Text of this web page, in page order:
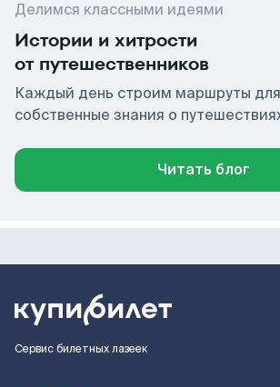
Делимся классными идеями
Истории и хитрости
от путешественников
Каждый день строим маршруты для
собственные знания о
Читать блог
Сервис билетных лазеек